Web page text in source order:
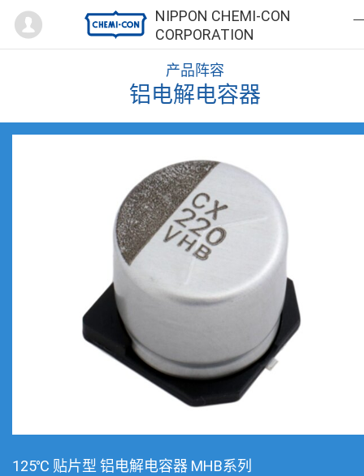
NIPPON CHEMI-CON
CORPORATION
Mypage
产品阵容
铝电解电容器
125℃ 贴片型 铝电解电容器 MHB系列